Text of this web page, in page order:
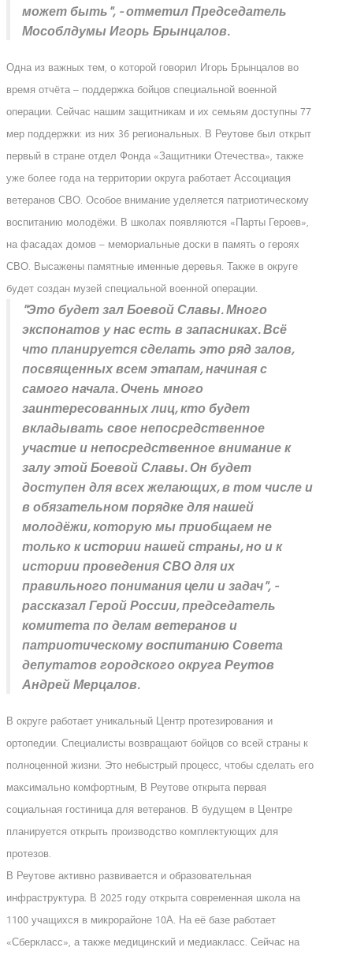
может быть", - отметил Председатель
Мособлдумы Игорь Брынцалов.
Одна из важных тем, о которой говорил Игорь Брынцалов во
время отчёта – поддержка бойцов специальной военной
операции. Сейчас нашим защитникам и их семьям доступны 77
мер поддержки: из них 36 региональных. В Реутове был открыт
первый в стране отдел Фонда «Защитники Отечества», также
уже более года на территории округа работает Ассоциация
ветеранов СВО. Особое внимание уделяется патриотическому
воспитанию молодёжи. В школах появляются «Парты Героев»,
на фасадах домов – мемориальные доски в память о героях
СВО. Высажены памятные именные деревья. Также в округе
будет создан музей специальной военной операции.
"Это будет зал Боевой Славы. Много
экспонатов у нас есть в запасниках. Всё
что планируется сделать это ряд залов,
посвященных всем этапам, начиная с
самого начала. Очень много
заинтересованных лиц, кто будет
вкладывать свое непосредственное
участие и непосредственное внимание к
залу этой Боевой Славы. Он будет
доступен для всех желающих, в том числе и
в обязательном порядке для нашей
молодёжи, которую мы приобщаем не
только к истории нашей страны, но и к
истории проведения СВО для их
правильного понимания цели и задач", -
рассказал Герой России, председатель
комитета по делам ветеранов и
патриотическому воспитанию Совета
депутатов городского округа Реутов
Андрей Мерцалов.
В округе работает уникальный Центр протезирования и
ортопедии. Специалисты возвращают бойцов со всей страны к
полноценной жизни. Это небыстрый процесс, чтобы сделать его
максимально комфортным, В Реутове открыта первая
социальная гостиница для ветеранов. В будущем в Центре
планируется открыть производство комплектующих для
протезов.
В Реутове активно развивается и образовательная
инфраструктура. В 2025 году открыта современная школа на
1100 учащихся в микрорайоне 10А. На её базе работает
«Сберкласс», а также медицинский и медиакласс. Сейчас на